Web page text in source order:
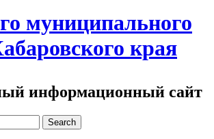
муниципального
края
информационный сайт